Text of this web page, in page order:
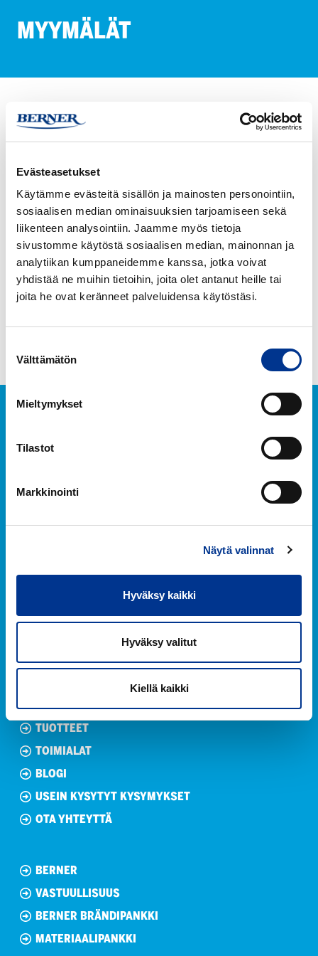
Evästeasetukset
Käytämme evästeitä sisällön ja mainosten personointiin,
sosiaalisen median ominaisuuksien tarjoamiseen sekä
liikenteen analysointiin. Jaamme myös tietoja
sivustomme käytöstä sosiaalisen median, mainonnan ja
analytiikan kumppaneidemme kanssa, jotka voivat
yhdistää ne muihin tietoihin, joita olet antanut heille tai
joita he ovat keränneet palveluidensa käytöstäsi.
valinta
Välttämätön
Mieltymykset
Tilastot
Markkinointi
Näytä valinnat
Hyväksy kaikki
Hyväksy valitut
Kiellä kaikki
MYYMÄLÄT
TOIMIALAT Myymälät
siivoustarpeisiin varmistaen, että myymälät pysyvät siisteinä ja
kutsuvina asiakkaille. Tuotteet käsittelevät tehokkaasti tavallisia
vähittäiskaupan haasteita, kuten runsaan asiakasliikenteen
tuomaa likaa, kaatuneita nesteitä ja pintojen tahroja, ylläpitäen
erilaisten lattiapintojen ja pintojen puhtautta ja ulkonäköä.
Saatavilla sekä hajustettuina että hajustamattomina
vaihtoehtoina, HETI-tuotteet tarjoavat joustavuutta käyttöön
00810 Helsinki
Facebook
TUOTTEET
TOIMIALAT
BLOGI
USEIN KYSYTYT KYSYMYKSET
OTA YHTEYTTÄ
BERNER
VASTUULLISUUS
BERNER BRÄNDIPANKKI
MATERIAALIPANKKI